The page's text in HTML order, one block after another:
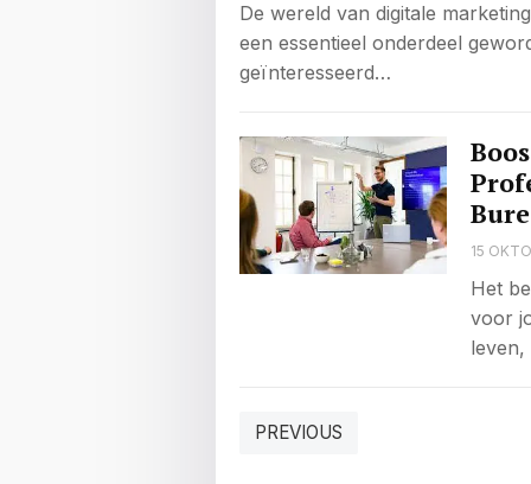
De wereld van digitale
een essentieel onderdeel
geïnteresseerd…
15
Het
voor
BERICHTEN
PREVIOUS